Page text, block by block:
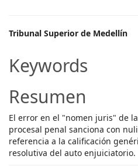
Main
Article
Content
Tribunal Superior de Medellín
Keywords
Resumen
El error en el "nomen juris" de
procesal penal sanciona con
referencia a la calificación
resolutiva del auto enjuiciatorio.